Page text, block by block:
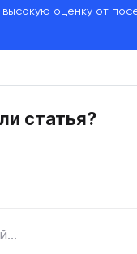
оценку от
статья?